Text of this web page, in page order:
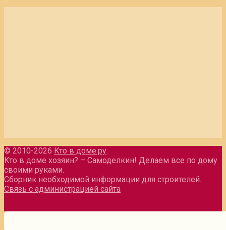
© 2010-2026 Кто в доме.ру.
Кто в доме хозяин? – Самоделкин! Делаем все по дому
своими руками.
Сборник необходимой информации для строителей.
Связь с администрацией сайта